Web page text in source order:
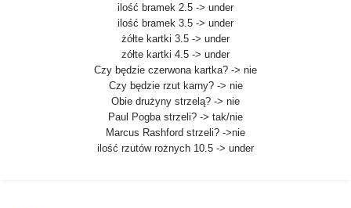
ilość bramek 2.5 -> under
ilość bramek 3.5 -> under
żółte kartki 3.5 -> under
zółte kartki 4.5 -> under
Czy będzie czerwona kartka? -> nie
Czy będzie rzut karny? -> nie
Obie drużyny strzelą? -> nie
Paul Pogba strzeli? -> tak/nie
Marcus Rashford strzeli? ->nie
ilość rzutów rożnych 10.5 -> under